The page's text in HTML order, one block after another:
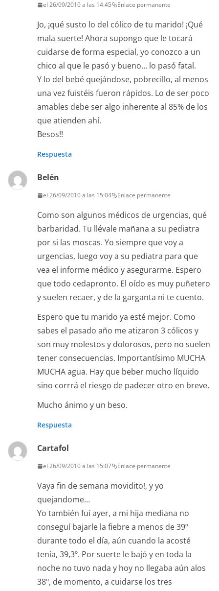
el 26/09/2010 a las 14:45 Enlace permanente
Jo, ¡qué susto lo del cólico de tu marido! ¡Qué
mala suerte! Ahora supongo que le tocará
cuidarse de forma especial, yo conozco a un
chico al que le pasó y bueno… lo pasó fatal.
Y lo del bebé quejándose, pobrecillo, al menos
una vez fuistéis fueron rápidos. Lo de ser poco
amables debe ser algo inherente al 85% de los
que atienden ahí.
Besos!!
Respuesta
Belén
el 26/09/2010 a las 15:04 Enlace permanente
Como son algunos médicos de urgencias, qué
barbaridad. Tu llévale mañana a su pediatra
por si las moscas. Yo siempre que voy a
urgencias, luego voy a su pediatra para que
vea el informe médico y asegurarme. Espero
que todo cedapronto. El oído es muy puñetero
y suelen recaer, y de la garganta ni te cuento.
Espero que tu marido ya esté mejor. Como
sabes el pasado año me atizaron 3 cólicos y
son muy molestos y dolorosos, pero no suelen
tener consecuencias. Importantísimo MUCHA
MUCHA agua. Hay que beber mucho líquido
sino corrrá el riesgo de padecer otro en breve.
Mucho ánimo y un beso.
Respuesta
Cartafol
el 26/09/2010 a las 15:07 Enlace permanente
Vaya fin de semana movidito!, y yo
quejandome…
Yo también fuí ayer, a mi hija mediana no
conseguí bajarle la fiebre a menos de 39º
durante todo el día, aún cuando la acosté
tenía, 39,3º. Por suerte le bajó y en toda la
noche no tuvo nada y hoy no llegaba aún alos
38º, de momento, a cuidarse los tres